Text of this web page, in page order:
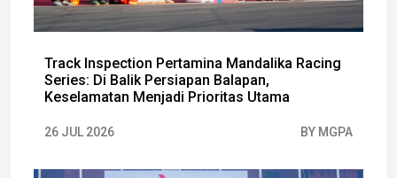
Track Inspection Pertamina Mandalika Racing
Series: Di Balik Persiapan Balapan,
Keselamatan Menjadi Prioritas Utama
26 JUL 2026 BY MGPA